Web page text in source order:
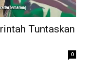
Tuntaskan
0